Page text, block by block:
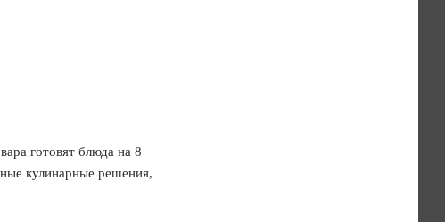
готовят блюда на 8
кулинарные решения,